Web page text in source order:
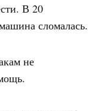
В 20
сломалась.
не